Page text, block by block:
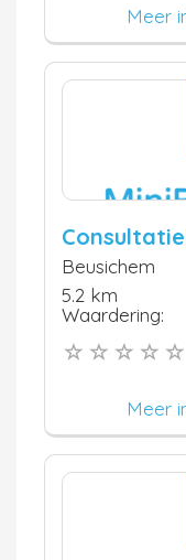
Meer
Beusichem
5.2 km
Waardering:
Meer